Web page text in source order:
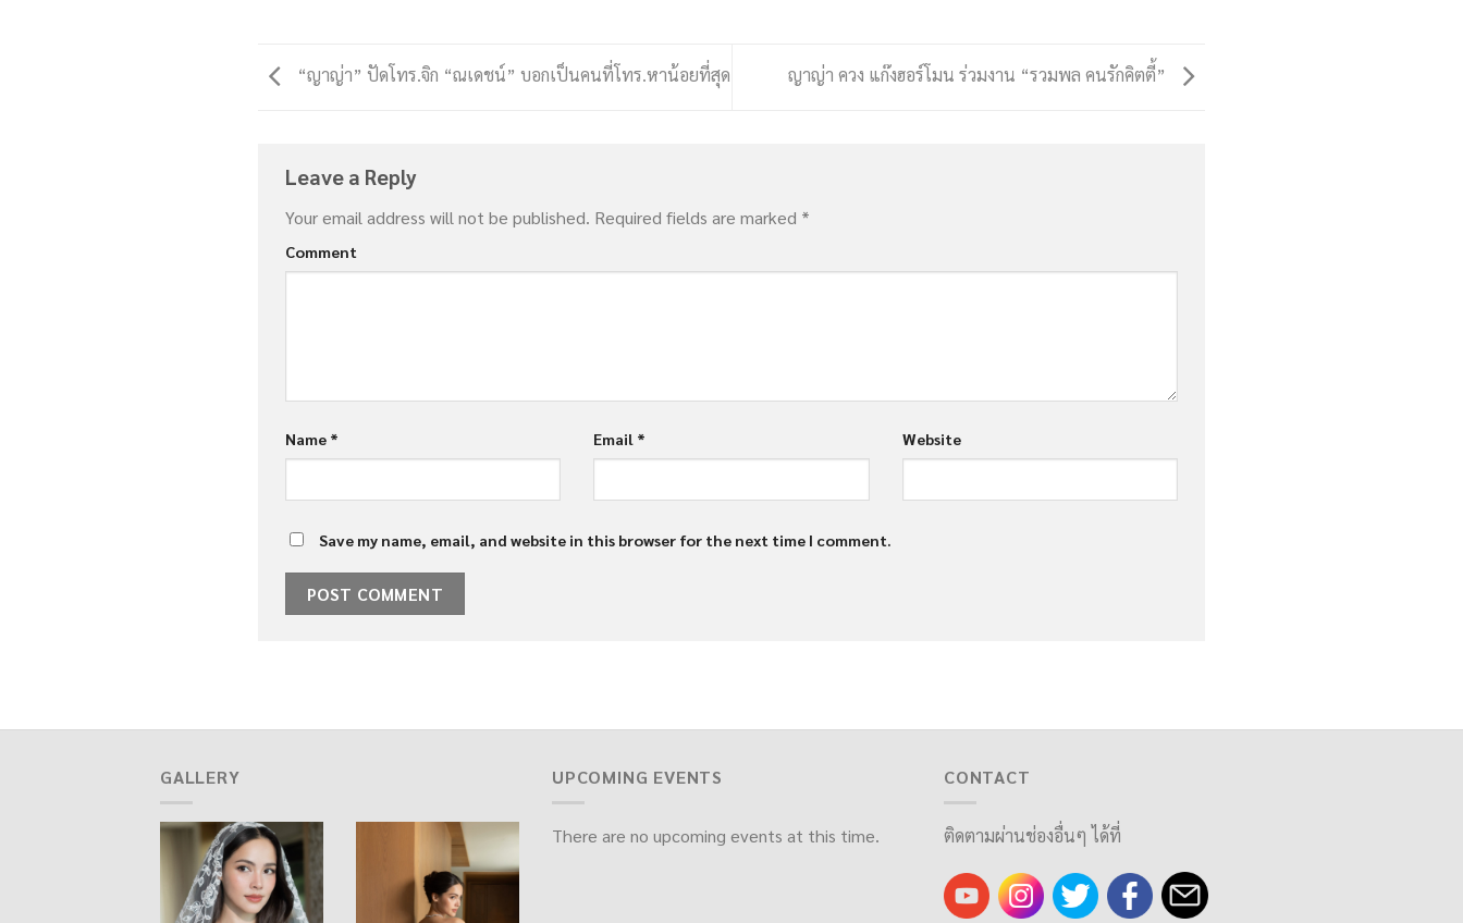
“ญาญ่า” ปัดโทร.จิก “ณเดชน์” บอกเป็นคนที่โทร.หาน้อยที่สุด ญาญ่า ควง แก๊งฮอร์โมน ร่วมงาน “รวมพล คนรักคิตตี้”
Leave a Reply
Your email address will not be published. Required fields are marked *
Comment
Name * Email * Website
Save my name, email, and website in this browser for the next time I comment.
GALLERY UPCOMING EVENTS
There are no upcoming events at this time.
CONTACT
ติดตามผ่านช่องอื่นๆ ได้ที่